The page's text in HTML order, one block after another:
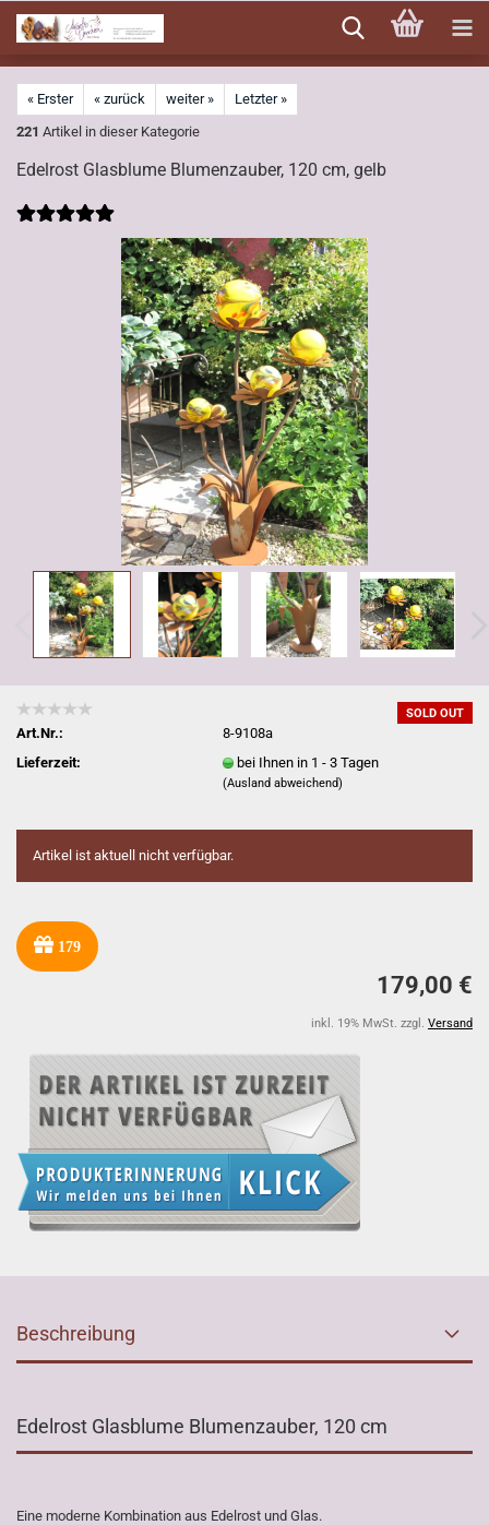
zum
Hauptinhalt
« Erster « zurück weiter »
Letzter »
221 Artikel in dieser Kategorie
Edelrost Glasblume Blumenzauber, 120 cm, gelb
SOLD OUT
Art.Nr.:
8-9108a
Lieferzeit:
bei Ihnen in 1 - 3 Tagen
(Ausland abweichend)
Artikel ist aktuell nicht verfügbar.
179
179,00 €
inkl. 19% MwSt. zzgl. Versand
Beschreibung
Edelrost Glasblume Blumenzauber, 120 cm
Eine moderne Kombination aus Edelrost und Glas.